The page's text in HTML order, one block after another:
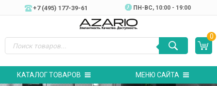
+7 (495) 177-39-61 ПН-ВC, 10:00 - 19:00
0
КАТАЛОГ ТОВАРОВ МЕНЮ САЙТА